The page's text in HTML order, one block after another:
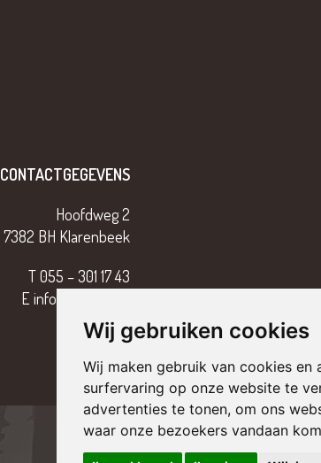
Wij gebruiken cookies
Wij maken gebruik van cookies
surfervaring op onze website te
advertenties te tonen, om ons
waar onze bezoekers vandaan
CONTACTGEGEVENS
Hoofdweg 2
7382 BH Klarenbeek
T055 – 301 17 43
Einfo@tterriele.nl